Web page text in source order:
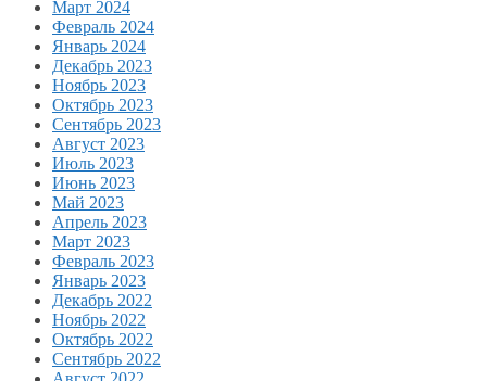
Март 2024
Февраль 2024
Январь 2024
Декабрь 2023
Ноябрь 2023
Октябрь 2023
Сентябрь 2023
Август 2023
Июль 2023
Июнь 2023
Май 2023
Апрель 2023
Март 2023
Февраль 2023
Январь 2023
Декабрь 2022
Ноябрь 2022
Октябрь 2022
Сентябрь 2022